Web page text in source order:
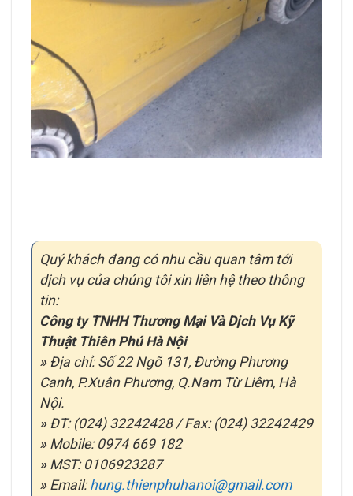
Quý khách đang có nhu cầu quan tâm tới
dịch vụ của chúng tôi xin liên hệ theo thông
tin:
Công ty TNHH Thương Mại Và Dịch Vụ Kỹ
Thuật Thiên Phú Hà Nội
»Địa chỉ: Số 22 Ngõ 131, Đường Phương
Canh, P.Xuân Phương, Q.Nam Từ Liêm, Hà
Nội.
»ĐT: (024) 32242428 / Fax: (024) 32242429
»Mobile: 0974 669 182
»MST: 0106923287
»Email:hung.thienphuhanoi@gmail.com